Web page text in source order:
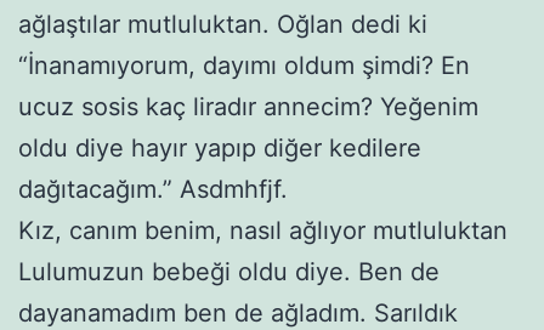
ağlaştılar mutluluktan. Oğlan dedi ki
“İnanamıyorum, dayımı oldum şimdi? En
ucuz sosis kaç liradır annecim? Yeğenim
oldu diye hayır yapıp diğer kedilere
dağıtacağım.” Asdmhfjf.
Kız, canım benim, nasıl ağlıyor mutluluktan
Lulumuzun bebeği oldu diye. Ben de
dayanamadım ben de ağladım. Sarıldık